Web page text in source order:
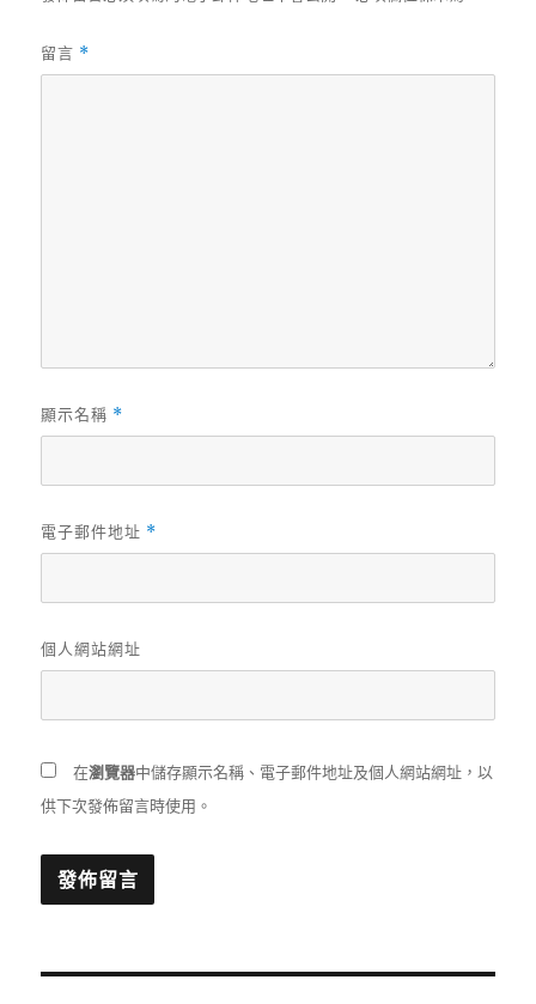
留言 *
顯示名稱 *
電子郵件地址 *
個人網站網址
在瀏覽器中儲存顯示名稱、電子郵件地址及個人網站網址，以
供下次發佈留言時使用。